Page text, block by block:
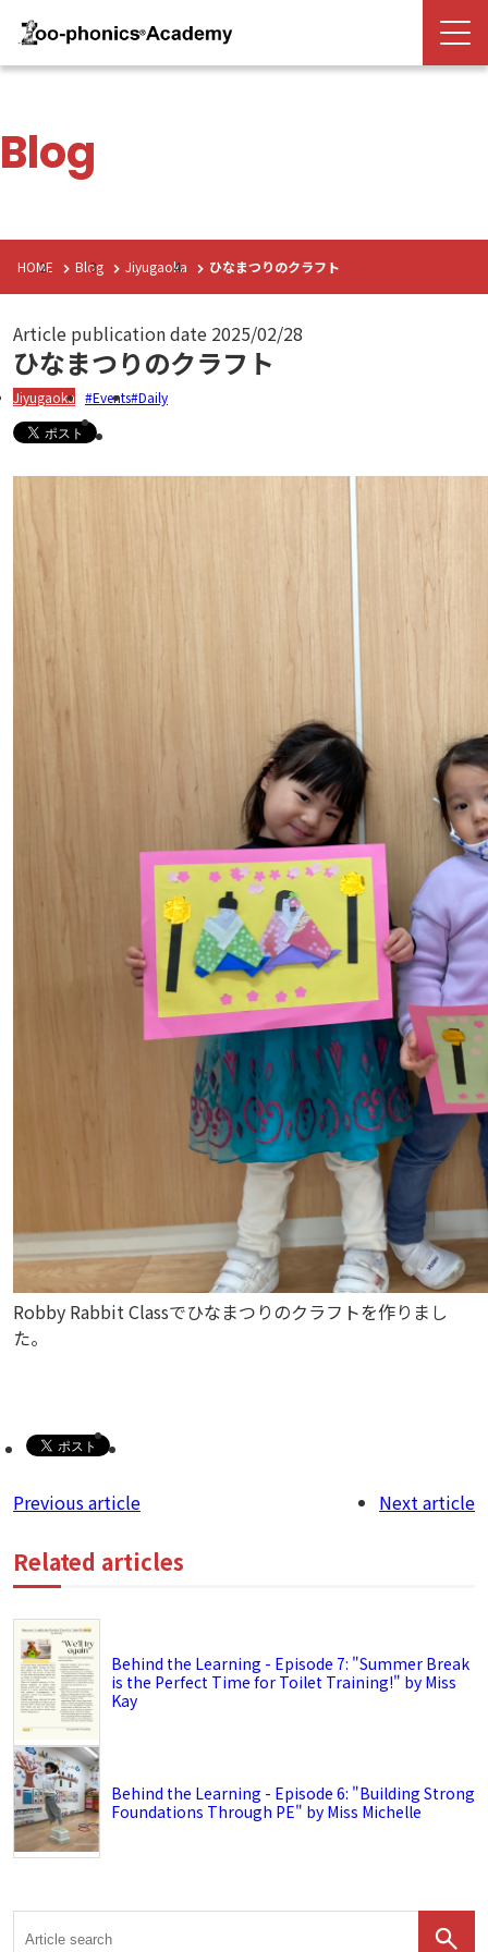
Blog
HOME Blog Jiyugaoka ひなまつりのクラフト
Article publication date 2025/02/28
ひなまつりのクラフト
Jiyugaoka Events Daily
Robby Rabbit Classでひなまつりのクラフトを作りまし
た。
Previous article Next article
Related articles
Behind the Learning - Episode 7: "Summer Break
is the Perfect Time for Toilet Training!" by Miss
Kay
Behind the Learning - Episode 6: "Building Strong
Foundations Through PE" by Miss Michelle